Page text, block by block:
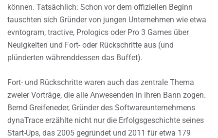
können. Tatsächlich: Schon vor dem offiziellen Beginn
tauschten sich Gründer von jungen Unternehmen wie etwa
evntogram, tractive, Prologics oder Pro 3 Games über
Neuigkeiten und Fort- oder Rückschritte aus (und
plünderten währenddessen das Buffet).
Fort- und Rückschritte waren auch das zentrale Thema
zweier Vorträge, die alle Anwesenden in ihren Bann zogen.
Bernd Greifeneder, Gründer des Softwareunternehmens
dynaTrace erzählte nicht nur die Erfolgsgeschichte seines
Start-Ups, das 2005 gegründet und 2011 für etwa 179